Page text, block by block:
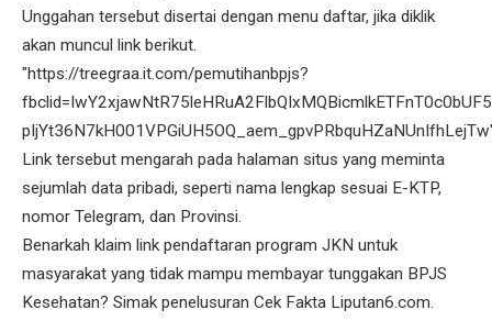
Unggahan tersebut disertai dengan menu daftar, jika diklik
akan muncul link berikut.
"https://treegraa.it.com/pemutihanbpjs?
Link tersebut mengarah pada halaman situs yang meminta
sejumlah data pribadi, seperti nama lengkap sesuai E-KTP,
nomor Telegram, dan Provinsi.
Benarkah klaim link pendaftaran program JKN untuk
masyarakat yang tidak mampu membayar tunggakan BPJS
Kesehatan? Simak penelusuran Cek Fakta Liputan6.com.